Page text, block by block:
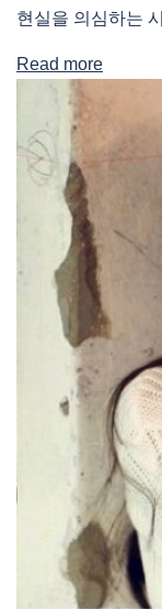
현실을 의심하는
Read more